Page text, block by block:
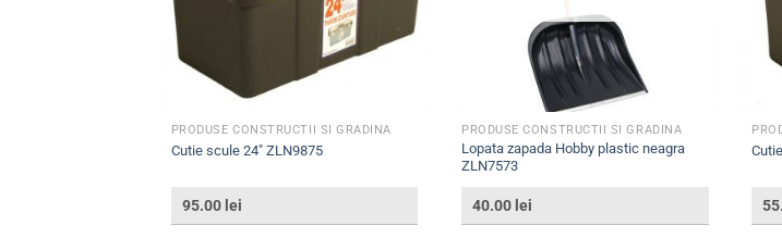
PRODUSE CONSTRUCTII SI GRADINA
Cutie scule 24″ ZLN9875
95.00 lei
PRODUSE CONSTRUCTII SI GRADINA
Lopata zapada Hobby plastic neagra
ZLN7573
40.00 lei